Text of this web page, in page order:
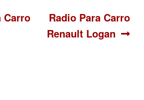
Carro
Siguiente:
Radio Para Carro
Renault Logan